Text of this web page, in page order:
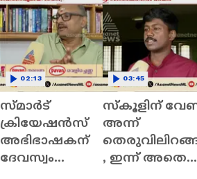
സ്‌മാര്‍ട്
ക്രിയേഷന്‍സ്
അഭിഭാഷകന്
ദേവസ്വം
02:13
സ്കൂളിന്
അന്ന്
, ഇന്ന് അതെ
03:45